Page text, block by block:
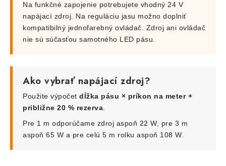
Na funkčné zapojenie potrebujete vhodný 24 V
napájací zdroj. Na reguláciu jasu možno doplniť
kompatibilný jednofarebný ovládač. Zdroj ani ovládač
nie sú súčasťou samotného LED pásu.
Ako vybrať napájací zdroj?
Použite výpočet dĺžka pásu × príkon na meter +
približne 20 % rezerva
Pre 1 m odporúčame zdroj aspoň 22 W, pre 3 m
aspoň 65 W a pre celú 5 m rolku aspoň 108 W.